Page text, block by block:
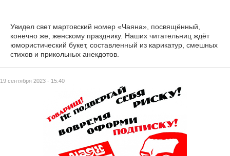
19 сентября 2023 - 15:40
Увидел свет мартовский номер «Чаяна», посвящённый,
конечно же, женскому празднику. Наших читательниц ждёт
юмористический букет, составленный из карикатур, смешных
стихов и прикольных анекдотов.